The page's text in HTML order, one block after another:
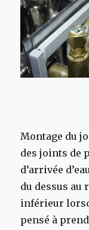
Montage du
des joints de
d’arrivée
du dessus au
inférieur
pensé à